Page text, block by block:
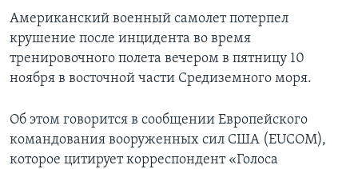
Американский военный самолет потерпел
крушение после инцидента во время
тренировочного полета вечером в пятницу 10
ноября в восточной части Средиземного моря.
Об этом говорится в сообщении Европейского
командования вооруженных сил США (EUCOM),
которое цитирует корреспондент «Голоса